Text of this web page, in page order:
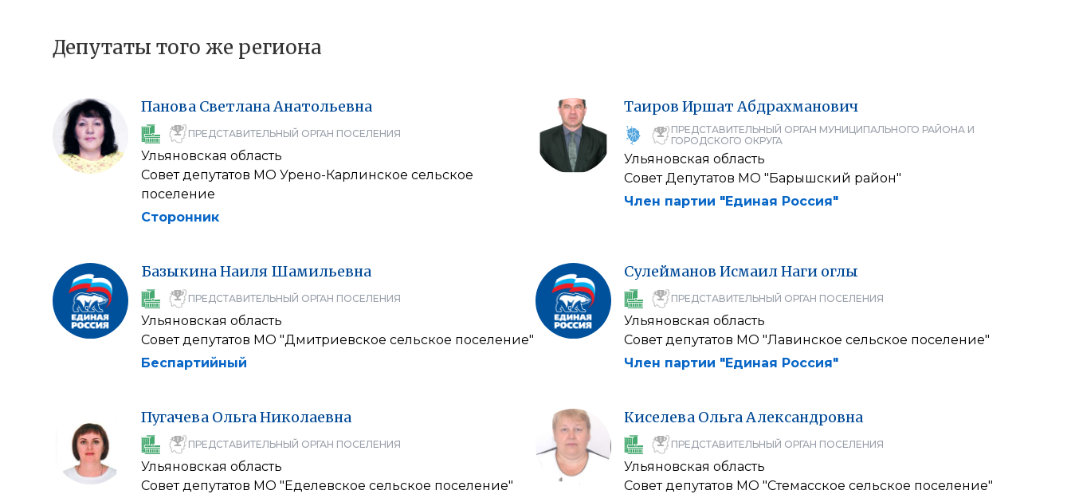
Депутаты того же региона
Панова СветланаАнатольевна
ПРЕДСТАВИТЕЛЬНЫЙ ОРГАН ПОСЕЛЕНИЯ
Ульяновская область
Совет депутатов МО Урено-Карлинское сельское
поселение
Сторонник
Таиров Иршат Абдрахманович
ПРЕДСТАВИТЕЛЬНЫЙ ОРГАН МУНИЦИПАЛЬНОГО РАЙОНА И
ГОРОДСКОГО ОКРУГА
Ульяновская область
Совет Депутатов МО "Барышский район"
Член партии "Единая Россия"
БазыкинаНаиля Шамильевна
ПРЕДСТАВИТЕЛЬНЫЙ ОРГАН ПОСЕЛЕНИЯ
Ульяновская область
Совет депутатов МО "Дмитриевское сельское поселение"
Беспартийный
Сулейманов ИсмаилНаги оглы
ПРЕДСТАВИТЕЛЬНЫЙ ОРГАН ПОСЕЛЕНИЯ
Ульяновская область
Совет депутатов МО "Лавинское сельское поселение"
Член партии "Единая Россия"
Пугачева ОльгаНиколаевна
ПРЕДСТАВИТЕЛЬНЫЙ ОРГАН ПОСЕЛЕНИЯ
Ульяновская область
Совет депутатов МО "Еделевское сельское поселение"
Киселева ОльгаАлександровна
ПРЕДСТАВИТЕЛЬНЫЙ ОРГАН ПОСЕЛЕНИЯ
Ульяновская область
Совет депутатов МО "Стемасское сельское поселение"